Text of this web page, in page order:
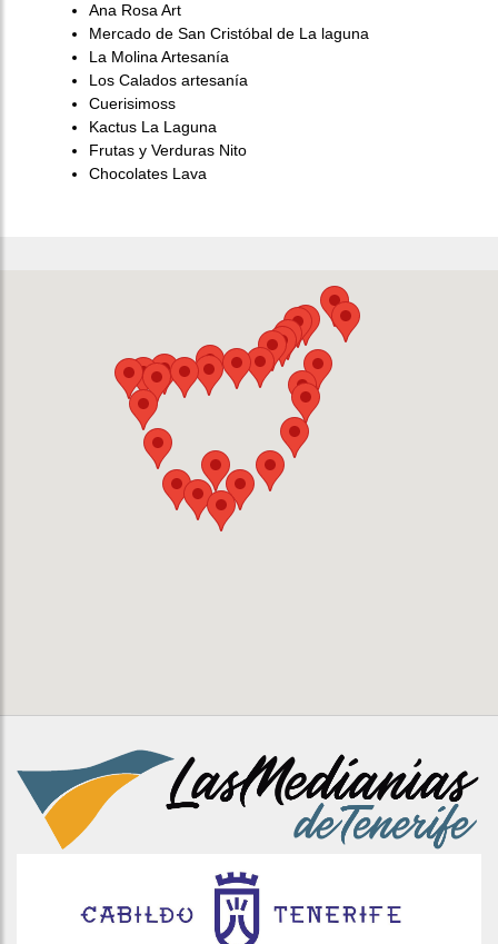
Ana Rosa Art
Mercado de San Cristóbal de La laguna
La Molina Artesanía
Los Calados artesanía
Cuerisimoss
Kactus La Laguna
Frutas y Verduras Nito
Chocolates Lava